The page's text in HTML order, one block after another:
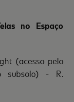
no Espaço
(acesso pelo
subsolo) - R.